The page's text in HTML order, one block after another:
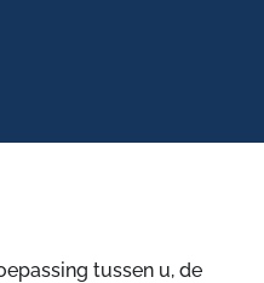
tussen u, de